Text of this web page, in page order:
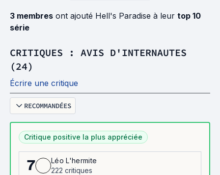
3 membres ont ajouté Hell's Paradise à leur top 10
série
CRITIQUES : AVIS D'INTERNAUTES
(24)
Écrire une critique
RECOMMANDÉES
Critique positive la plus appréciée
7
Léo L'hermite
222 critiques